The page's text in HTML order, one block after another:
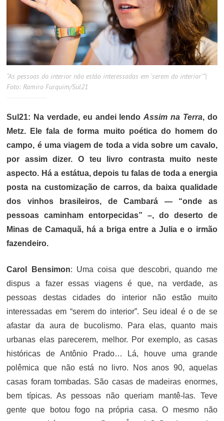
“As pessoas do interior não estão interessadas em ‘serem do interior'”|
Foto: Ramiro Furquim/Sul21
Sul21: Na verdade, eu andei lendoAssim na Terra, do
Metz. Ele fala de forma muito poética do homem do
campo, é uma viagem de toda a vida sobre um cavalo,
por assim dizer. O teu livro contrasta muito neste
aspecto. Há a estátua, depois tu falas de toda a energia
posta na customização de carros, da baixa qualidade
dos vinhos brasileiros, de Cambará — “onde as
pessoas caminham entorpecidas” –, do deserto de
Minas de Camaquã, há a briga entre a Julia e o irmão
fazendeiro.
Carol Bensimon: Uma coisa que descobri, quando me
dispus a fazer essas viagens é que, na verdade, as
pessoas destas cidades do interior não estão muito
interessadas em “serem do interior”. Seu ideal é o de se
afastar da aura de bucolismo. Para elas, quanto mais
urbanas elas parecerem, melhor. Por exemplo, as casas
históricas de Antônio Prado… Lá, houve uma grande
polêmica que não está no livro. Nos anos 90, aquelas
casas foram tombadas. São casas de madeiras enormes,
bem típicas. As pessoas não queriam mantê-las. Teve
gente que botou fogo na própria casa. O mesmo não